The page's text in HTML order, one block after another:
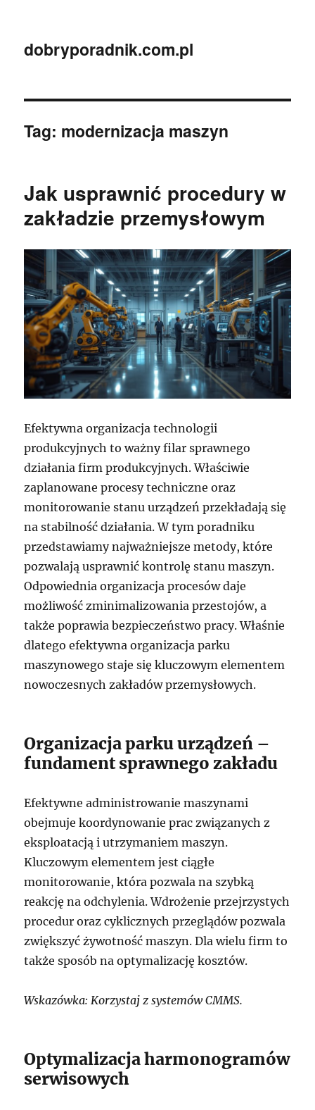
dobryporadnik.com.pl
Tag: modernizacja maszyn
Jak usprawnić procedury w
zakładzie przemysłowym
Efektywna organizacja technologii
produkcyjnych to ważny filar sprawnego
działania firm produkcyjnych. Właściwie
zaplanowane procesy techniczne oraz
monitorowanie stanu urządzeń przekładają się
na stabilność działania. W tym poradniku
przedstawiamy najważniejsze metody, które
pozwalają usprawnić kontrolę stanu maszyn.
Odpowiednia organizacja procesów daje
możliwość zminimalizowania przestojów, a
także poprawia bezpieczeństwo pracy. Właśnie
dlatego efektywna organizacja parku
maszynowego staje się kluczowym elementem
nowoczesnych zakładów przemysłowych.
Organizacja parku urządzeń –
fundament sprawnego zakładu
Efektywne administrowanie maszynami
obejmuje koordynowanie prac związanych z
eksploatacją i utrzymaniem maszyn.
Kluczowym elementem jest ciągłe
monitorowanie, która pozwala na szybką
reakcję na odchylenia. Wdrożenie przejrzystych
procedur oraz cyklicznych przeglądów pozwala
zwiększyć żywotność maszyn. Dla wielu firm to
także sposób na optymalizację kosztów.
Wskazówka: Korzystaj z systemów CMMS.
Optymalizacja harmonogramów
serwisowych